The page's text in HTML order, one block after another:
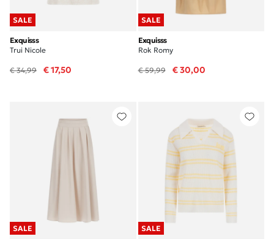
SALE
Exquisss
Trui Nicole
€ 34,99 € 17,50
SALE
Exquisss
Rok Romy
€ 59,99 € 30,00
SALE SALE